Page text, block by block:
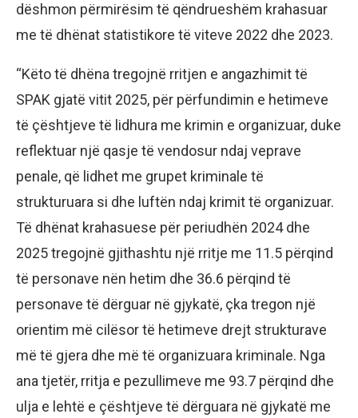
dëshmon përmirësim të qëndrueshëm krahasuar
me të dhënat statistikore të viteve 2022 dhe 2023.
“Këto të dhëna tregojnë rritjen e angazhimit të
SPAK gjatë vitit 2025, për përfundimin e hetimeve
të çështjeve të lidhura me krimin e organizuar, duke
reflektuar një qasje të vendosur ndaj veprave
penale, që lidhet me grupet kriminale të
strukturuara si dhe luftën ndaj krimit të organizuar.
Të dhënat krahasuese për periudhën 2024 dhe
2025 tregojnë gjithashtu një rritje me 11.5 përqind
të personave nën hetim dhe 36.6 përqind të
personave të dërguar në gjykatë, çka tregon një
orientim më cilësor të hetimeve drejt strukturave
më të gjera dhe më të organizuara kriminale. Nga
ana tjetër, rritja e pezullimeve me 93.7 përqind dhe
ulja e lehtë e çështjeve të dërguara në gjykatë me